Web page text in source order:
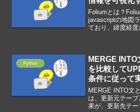
Foliumとは？
javascriptの地図
ており、緯度経
Python
MERGE
を比較して
条件に従って
MERGE INTO文
は、更新元テー
果が、更新先テ